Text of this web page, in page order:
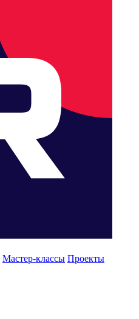
Мастер-классы Проекты